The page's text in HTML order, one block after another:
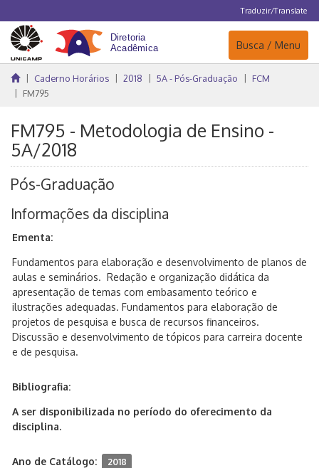
Traduzir/Translate
Navegação
Busca / Menu
Caderno Horários 2018 5A - Pós-Graduação
FCM
FM795
FM795 - Metodologia de Ensino -
5A/2018
Pós-Graduação
Informações da disciplina
Ementa:
Fundamentos para elaboração e desenvolvimento de planos de
aulas e seminários. Redação e organização didática da
apresentação de temas com embasamento teórico e
ilustrações adequadas. Fundamentos para elaboração de
projetos de pesquisa e busca de recursos financeiros.
Discussão e desenvolvimento de tópicos para carreira docente
e de pesquisa.
Bibliografia:
A ser disponibilizada no período do oferecimento da
disciplina.
Ano de Catálogo: 2018